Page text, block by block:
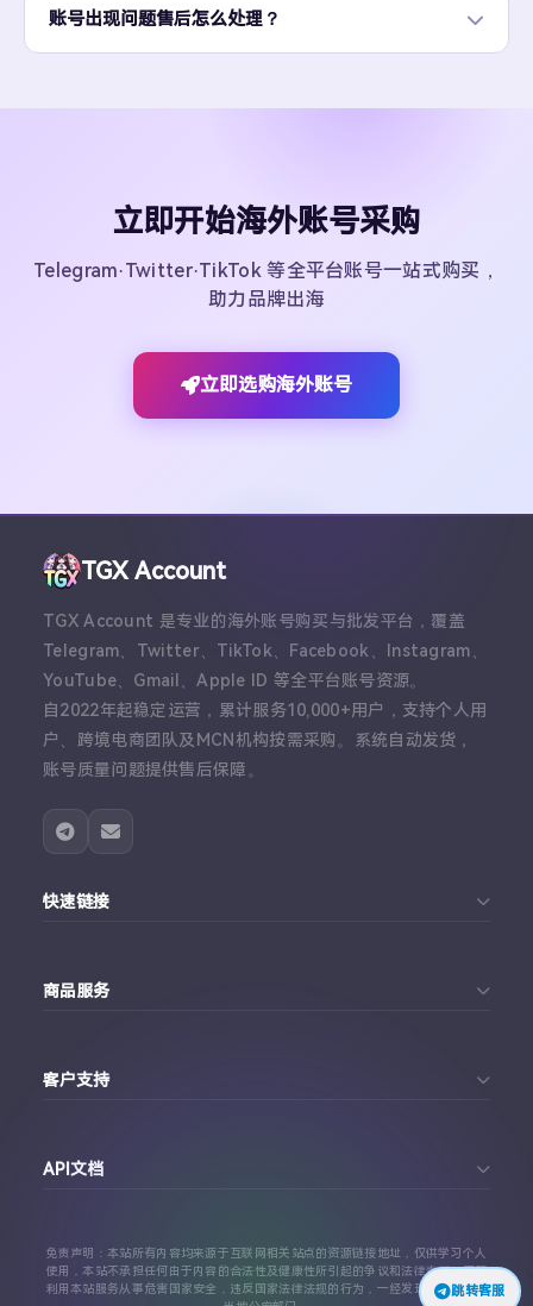
账号出现问题售后怎么处理？
立即开始海外账号采购
Telegram·Twitter·TikTok 等全平台账号一站式购买，
助力品牌出海
立即选购海外账号
跳转客服
TGX Account
TGX Account 是专业的海外账号购买与批发平台，覆盖
Telegram、Twitter、TikTok、Facebook、Instagram、
YouTube、Gmail、Apple ID 等全平台账号资源。
自2022年起稳定运营，累计服务10,000+用户，支持个人用
户、跨境电商团队及MCN机构按需采购。系统自动发货，
账号质量问题提供售后保障。
快速链接
订单查询
商品服务
Facebook账号购买
TikTok账号购买
客户支持
API文档
API 接口文档
代理对接文档
免责声明：本站所有内容均来源于互联网相关站点的资源链接地址，仅供学习个人
使用，本站不承担任何由于内容的合法性及健康性所引起的争议和法律责任。严禁
利用本站服务从事危害国家安全，违反国家法律法规的行为，一经发现，立即上报